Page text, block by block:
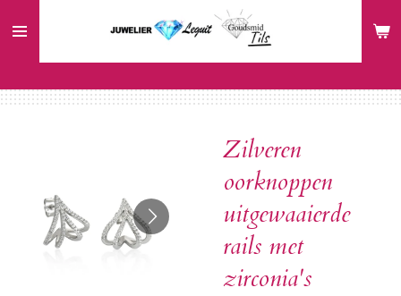
direct
hoofdinhoud
Zilveren
oorknoppen
uitgewaaierde
rails met
zirconia's